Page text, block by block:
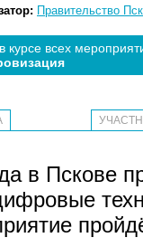
Правительство
курсе всех
в Пскове